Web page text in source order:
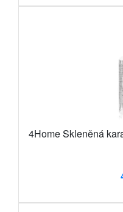
4Home Skleněná